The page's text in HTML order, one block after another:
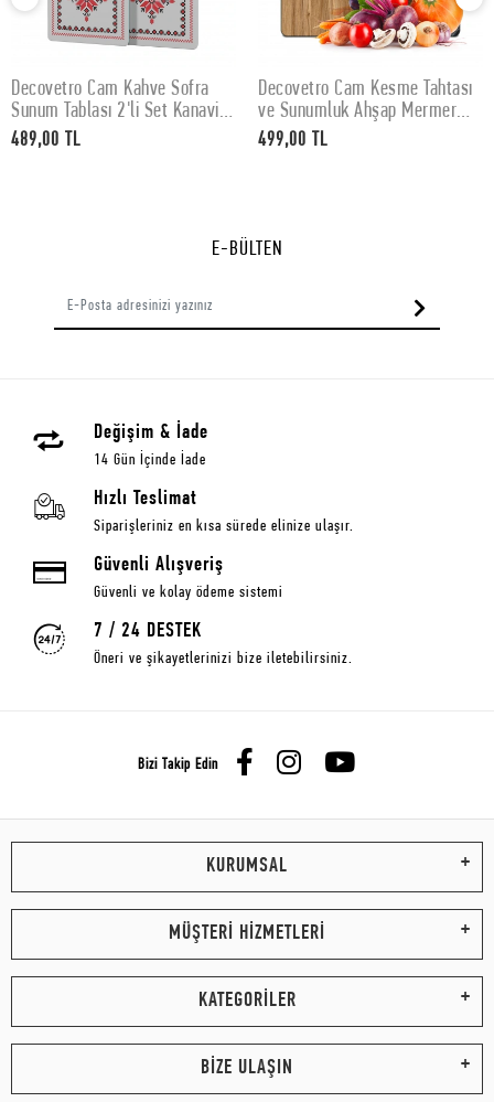
SEPETE EKLE
Decovetro Cam Kahve Sofra
Sunum Tablası 2'li Set Kanaviçe
Desenli 30 x 15 cm
489,00 TL
SEPETE EKLE
Decovetro Cam Kesme Tahtası
ve Sunumluk Ahşap Mermer
Desenli 30x40 cm
499,00 TL
E-BÜLTEN
Değişim & İade
14 Gün İçinde İade
Hızlı Teslimat
Siparişleriniz en kısa sürede elinize ulaşır.
Güvenli Alışveriş
Güvenli ve kolay ödeme sistemi
7 / 24 DESTEK
Öneri ve şikayetlerinizi bize iletebilirsiniz.
Bizi Takip Edin
KURUMSAL
MÜŞTERİ HİZMETLERİ
KATEGORİLER
BİZE ULAŞIN